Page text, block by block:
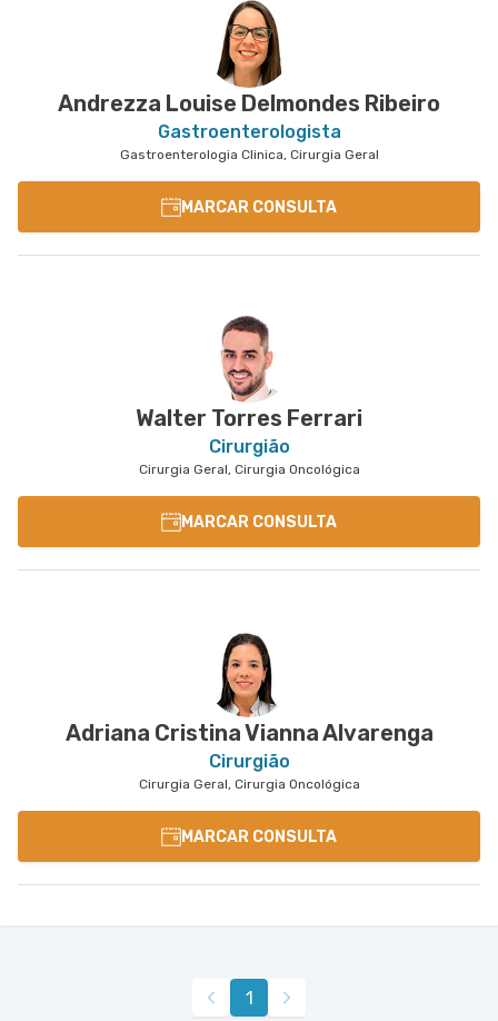
Andrezza Louise Delmondes Ribeiro
Gastroenterologista
Gastroenterologia Clinica, Cirurgia Geral
MARCAR CONSULTA
Walter Torres Ferrari
Cirurgião
Cirurgia Geral, Cirurgia Oncológica
MARCAR CONSULTA
Adriana Cristina Vianna Alvarenga
Cirurgião
Cirurgia Geral, Cirurgia Oncológica
MARCAR CONSULTA
1